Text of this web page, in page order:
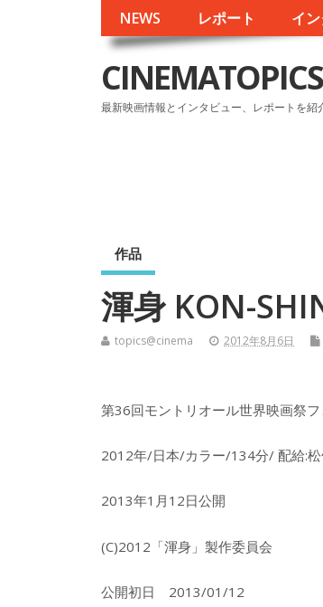
NEWS レポート イ
CINEMATOPICS
最新映画情報とインタビュー、レポートを
作品
渾身 KON-
topics@cinema 2012年8月6日
第36回モントリオール世界映画祭
2012年/日本/カラー/134分/ 配給:
2013年1月12日公開
(C)2012「渾身」製作委員会
公開初日 2013/01/12